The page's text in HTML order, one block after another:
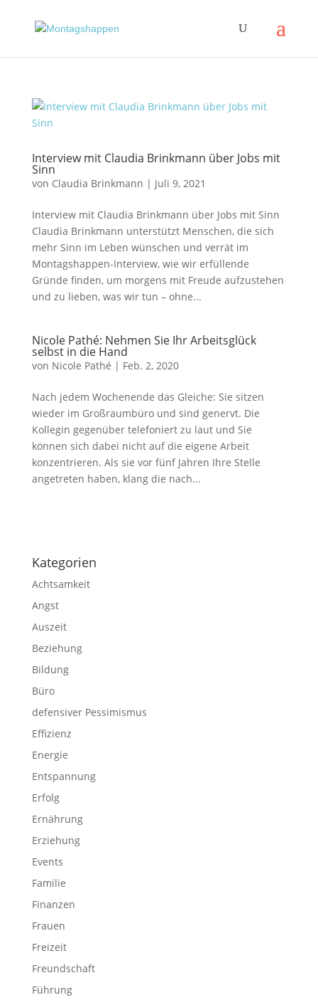
Interview mit Claudia Brinkmann über Jobs mit
Sinn
von Claudia Brinkmann | Juli 9, 2021
Interview mit Claudia Brinkmann über Jobs mit Sinn
Claudia Brinkmann unterstützt Menschen, die sich
mehr Sinn im Leben wünschen und verrät im
Montagshappen-Interview, wie wir erfüllende
Gründe finden, um morgens mit Freude aufzustehen
und zu lieben, was wir tun – ohne...
Nicole Pathé: Nehmen Sie Ihr Arbeitsglück
selbst in die Hand
von Nicole Pathé | Feb. 2, 2020
Nach jedem Wochenende das Gleiche: Sie sitzen
wieder im Großraumbüro und sind genervt. Die
Kollegin gegenüber telefoniert zu laut und Sie
können sich dabei nicht auf die eigene Arbeit
konzentrieren. Als sie vor fünf Jahren Ihre Stelle
angetreten haben, klang die nach...
Kategorien
Achtsamkeit
Angst
Auszeit
Beziehung
Bildung
Büro
defensiver Pessimismus
Effizienz
Energie
Entspannung
Erfolg
Ernährung
Erziehung
Events
Familie
Finanzen
Frauen
Freizeit
Freundschaft
Führung